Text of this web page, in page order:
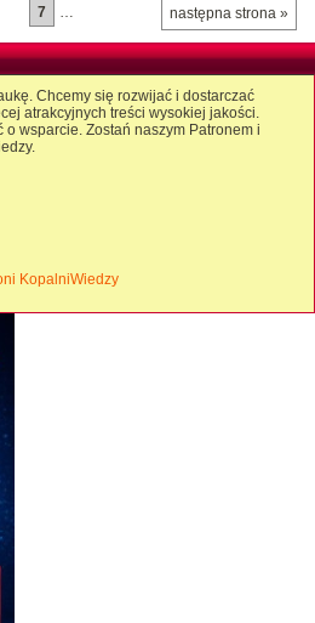
następna strona »
7 …
Chcemy się rozwijać i dostarczać
atrakcyjnych treści wysokiej jakości.
wsparcie. Zostań naszym Patronem i
KopalniWiedzy